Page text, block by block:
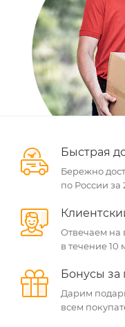
Быстрая
Бережно
по России за
Отвечаем на
в течение 10
Бонусы за
Дарим
всем